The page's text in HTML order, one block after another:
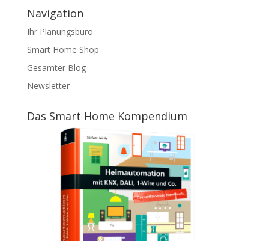
Navigation
Ihr Planungsbüro
Smart Home Shop
Gesamter Blog
Newsletter
Das Smart Home Kompendium